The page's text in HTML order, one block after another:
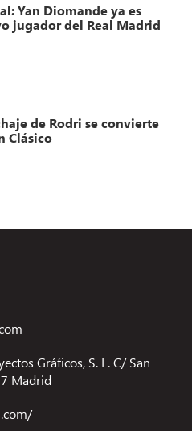
Yan Diomande ya es
jugador del Real Madrid
de Rodri se convierte
Clásico
Gráficos, S. L. C/ San
Madrid